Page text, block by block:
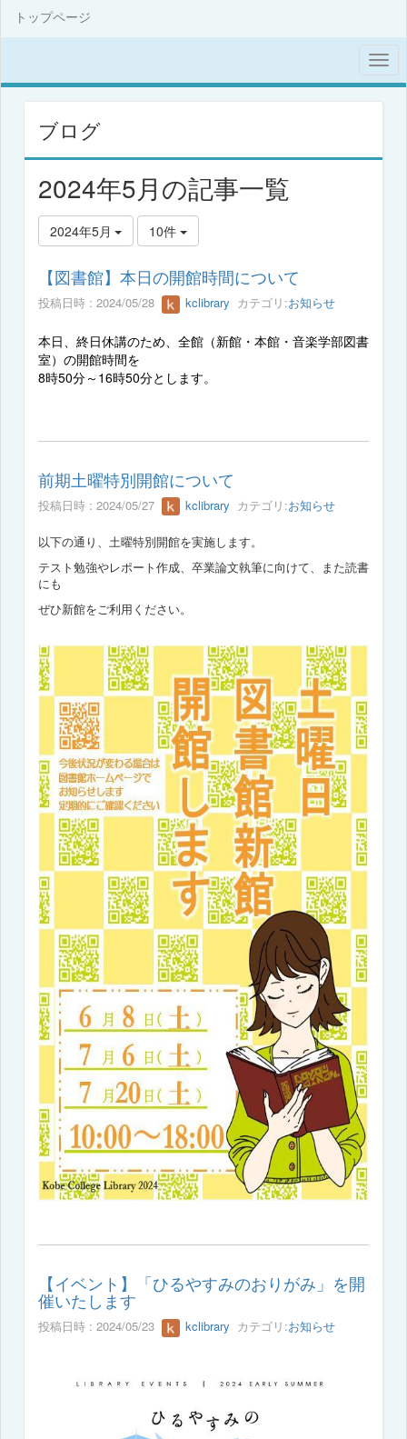
トップページ
ブログ
2024年5月の記事一覧
2024年5月 10件
【図書館】本日の開館時間について
投稿日時 : 2024/05/28 kclibrary カテゴリ:お知らせ
本日、終日休講のため、全館（新館・本館・音楽学部図書
室）の開館時間を
8時50分～ 16時50分とします。
前期土曜特別開館について
投稿日時 : 2024/05/27 kclibrary カテゴリ:お知らせ
以下の通り、土曜特別開館を実施します。
テスト勉強やレポート作成、卒業論文執筆に向けて、また読書
にも
ぜひ新館をご利用ください。
【イベント】「ひるやすみのおりがみ」を開
催いたします
投稿日時 : 2024/05/23 kclibrary カテゴリ:お知らせ